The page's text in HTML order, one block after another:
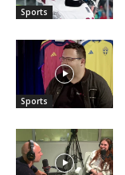
Sports
Sports